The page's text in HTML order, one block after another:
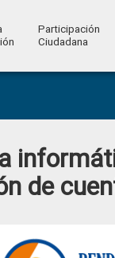
Participación
Ciudadana
de